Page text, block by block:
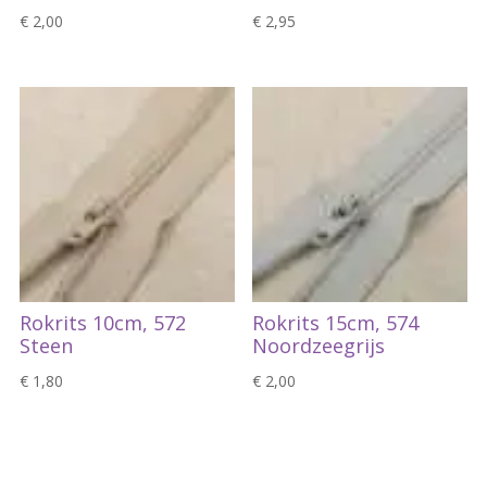
€2,00 € 2,95
Rokrits 10cm, 572
Steen
€1,80
Rokrits 15cm, 574
Noordzeegrijs
€ 2,00